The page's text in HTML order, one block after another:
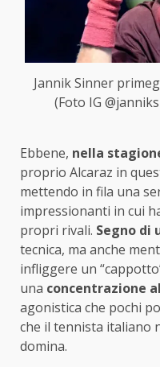
Jannik Sinner
(Foto IG
Ebbene, nella
proprio Alcaraz in
mettendo in fila una
impressionanti in cui
propri rivali. Segno di
tecnica, ma anche
infliggere un
una concentrazione
agonistica che pochi
che il tennista italiano
domina.